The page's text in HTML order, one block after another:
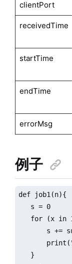
clientPort
receivedTime
startTime
endTime
errorMsg
例子
def job1(n){
   s = 0
for (x in
s +=
   }